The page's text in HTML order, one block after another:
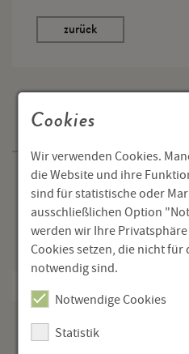
Programm
Veranstaltungen
Ausstellungen
Tagungen
Home Viewing
Cookies
Wir verwenden Cookies.
die Website und ihre
sind für statistische oder
ausschließlichen Option
werden wir Ihre
Cookies setzen, die nicht für
notwendig sind.
Notwendige Cookies
Statistik